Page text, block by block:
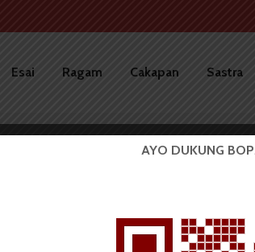
Esai Ragam Cakapan Sastra
AYO DUKUNG